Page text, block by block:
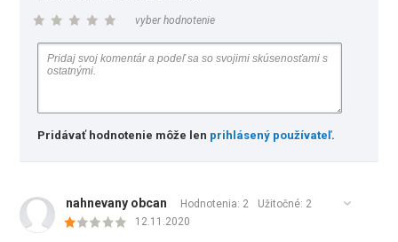
vyber hodnotenie
Pridávať hodnotenie môže len prihlásený používateľ.
nahnevany obcan Hodnotenia: 2 Užitočné: 2
12.11.2020